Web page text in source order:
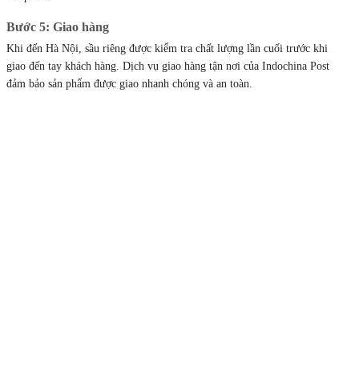
Bước 5: Giao hàng
Khi đến Hà Nội, sầu riêng được kiểm tra chất lượng lần cuối trước khi
giao đến tay khách hàng. Dịch vụ giao hàng tận nơi của Indochina Post
đảm bảo sản phẩm được giao nhanh chóng và an toàn.